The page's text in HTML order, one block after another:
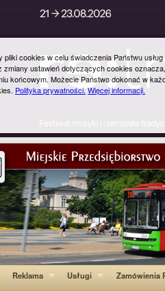
Reklama Usługi Zamówienia
cookies w celu świadczenia Państwu
zmiany ustawień dotyczących cookies
końcowym. Możecie Państwo dokonać w
Polityka prywatności.Więcej informacji.